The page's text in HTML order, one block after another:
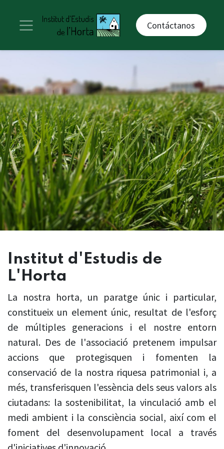
Contáctanos
Institut d'Estudis de
L'Horta
La nostra horta, un paratge únic i particular,
constitueix un element únic, resultat de l'esforç
de múltiples generacions i el nostre entorn
natural. Des de l'associació pretenem impulsar
accions que protegisquen i fomenten la
conservació de la nostra riquesa patrimonial i, a
més, transferisquen l'essència dels seus valors als
ciutadans: la sostenibilitat, la vinculació amb el
medi ambient i la consciència social, així com el
foment del desenvolupament local a través